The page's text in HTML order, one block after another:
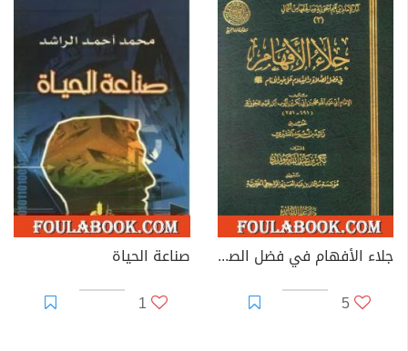
جلاء الأفهام في فضل الصلاة والسلام على خير الأنام
5
صناعة الحياة
1